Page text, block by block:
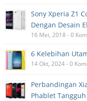
Sony Xperia Z1
Dengan Desain
16 Mei, 2018 - 0
6 Kelebihan
14 Okt, 2024 - 0
Perbandingan
Phablet Tangguh